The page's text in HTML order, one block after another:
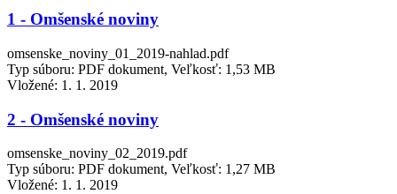
1 - Omšenské noviny
omsenske_noviny_01_2019-nahlad.pdf
Typ súboru: PDF dokument, Veľkosť: 1,53 MB
Vložené: 1. 1. 2019
2 - Omšenské noviny
omsenske_noviny_02_2019.pdf
Typ súboru: PDF dokument, Veľkosť: 1,27 MB
Vložené: 1. 1. 2019